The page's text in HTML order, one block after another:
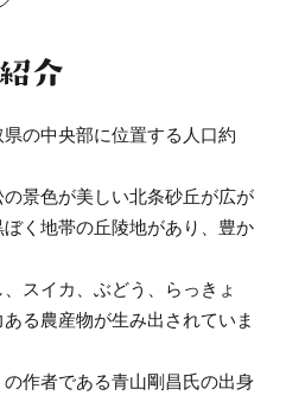
の中央部に位置する人口約
景色が美しい北条砂丘が広が
く地帯の丘陵地があり、豊か
スイカ、ぶどう、らっきょ
る農産物が生み出されていま
作者である青山剛昌氏の出身